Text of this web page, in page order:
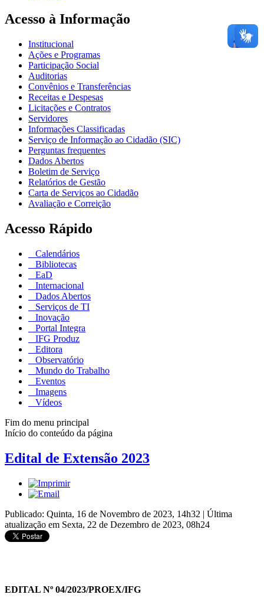
Acesso à Informação
Institucional
Ações e Programas
Participação Social
Auditorias
Convênios e Transferências
Receitas e Despesas
Licitações e Contratos
Servidores
Informações Classificadas
Serviço de Informação ao Cidadão (SIC)
Perguntas frequentes
Dados Abertos
Boletim de Serviço
Relatórios de Gestão
Carta de Serviços ao Cidadão
Avaliação e Correição
Acesso Rápido
Calendários
Bibliotecas
EaD
Internacional
Dados Abertos
Serviços de TI
Inovação
Portal Integra
IFG Produz
Editora
Observatório
Mundo do Trabalho
Eventos
Imagens
Vídeos
Fim do menu principal
Início do conteúdo da página
Edital de Extensão 2023
Publicado: Quinta, 16 de Novembro de 2023, 14h32 | Última
atualização em Sexta, 22 de Dezembro de 2023, 08h24
EDITAL Nº 04/2023/PROEX/IFG